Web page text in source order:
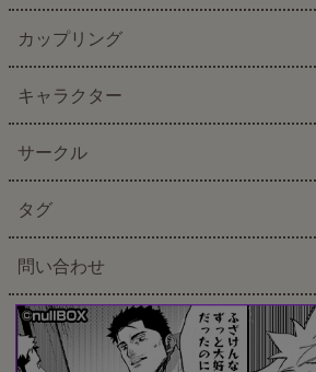
カップリング
キャラクター
サークル
タグ
問い合わせ